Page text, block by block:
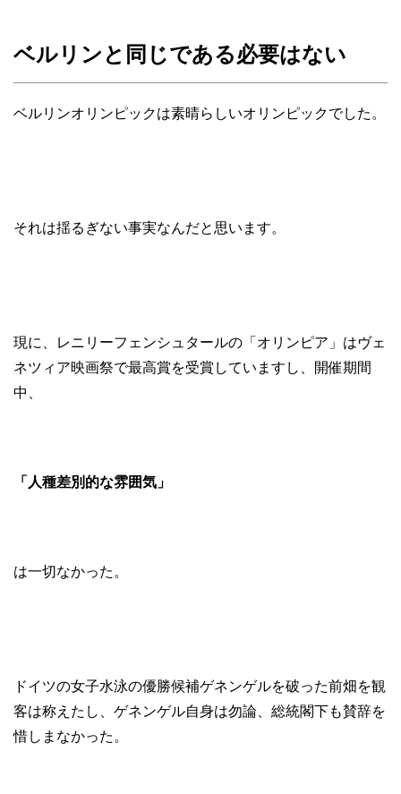
ベルリンと同じである必要はない
ベルリンオリンピックは素晴らしいオリンピックでした。
それは揺るぎない事実なんだと思います。
現に、レニリーフェンシュタールの「オリンピア」はヴェ
ネツィア映画祭で最高賞を受賞していますし、開催期間
中、
「人種差別的な雰囲気」
は一切なかった。
ドイツの女子水泳の優勝候補ゲネンゲルを破った前畑を観
客は称えたし、ゲネンゲル自身は勿論、総統閣下も賛辞を
惜しまなかった。